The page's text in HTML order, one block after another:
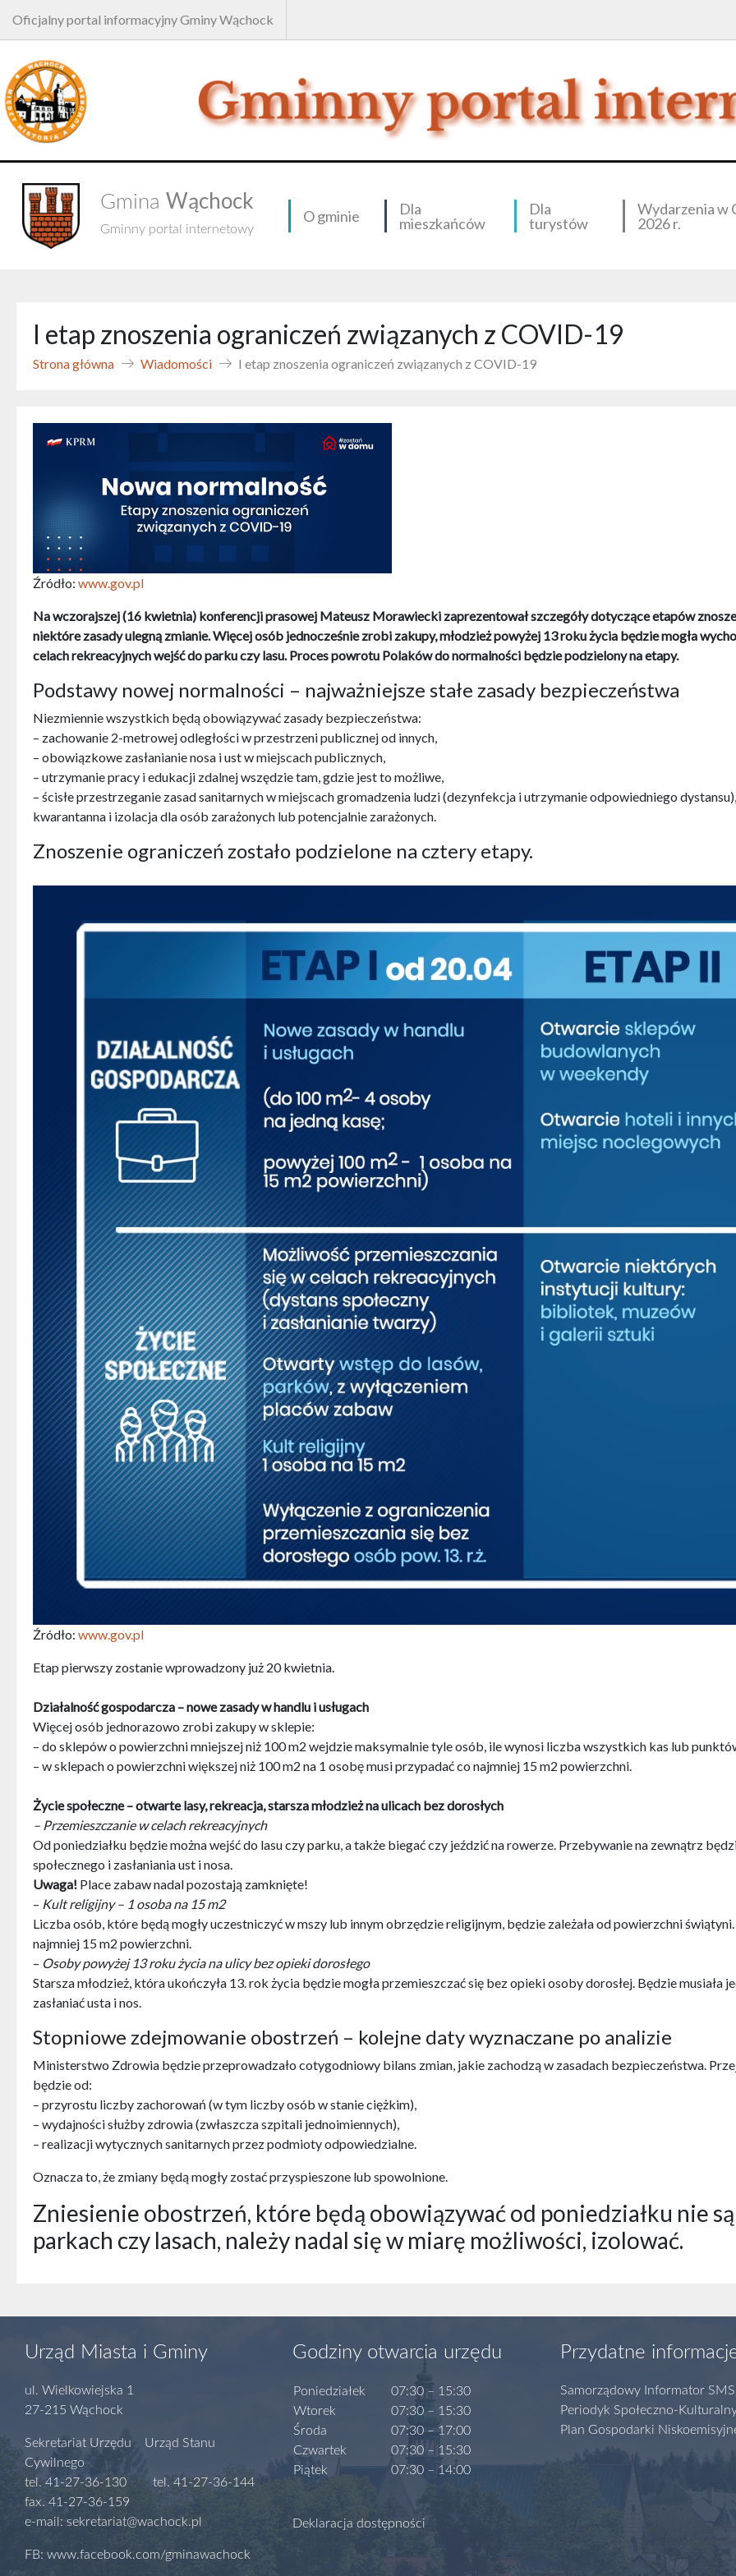
Oficjalny portal informacyjny Gminy Wąchock
Gmina Wąchock
Gminny portal internetowy
O gminie
Dla
mieszkańców
Dla
turystów
Wydarzenia w
2026 r.
I etap znoszenia ograniczeń związanych z COVID-19
Strona główna Wiadomości I etap znoszenia ograniczeń związanych z COVID-19
Źródło: www.gov.pl
Na wczorajszej (16 kwietnia) konferencji prasowej Mateusz Morawiecki zaprezentował szczegóły dotyczące etapów
niektóre zasady ulegną zmianie. Więcej osób jednocześnie zrobi zakupy, młodzież powyżej 13 roku życia będzie mogła
celach rekreacyjnych wejść do parku czy lasu. Proces powrotu Polaków do normalności będzie podzielony na etapy.
Podstawy nowej normalności – najważniejsze stałe zasady bezpieczeństwa
Niezmiennie wszystkich będą obowiązywać zasady bezpieczeństwa:
– zachowanie 2-metrowej odległości w przestrzeni publicznej od innych,
– obowiązkowe zasłanianie nosa i ust w miejscach publicznych,
– utrzymanie pracy i edukacji zdalnej wszędzie tam, gdzie jest to możliwe,
– ścisłe przestrzeganie zasad sanitarnych w miejscach gromadzenia ludzi (dezynfekcja i utrzymanie odpowiedniego dystansu),
kwarantanna i izolacja dla osób zarażonych lub potencjalnie zarażonych.
Znoszenie ograniczeń zostało podzielone na cztery etapy.
Źródło: www.gov.pl
Etap pierwszy zostanie wprowadzony już 20 kwietnia.
Działalność gospodarcza – nowe zasady w handlu i usługach
Więcej osób jednorazowo zrobi zakupy w sklepie:
– do sklepów o powierzchni mniejszej niż 100 m2 wejdzie maksymalnie tyle osób, ile wynosi liczba wszystkich kas lub
– w sklepach o powierzchni większej niż 100 m2 na 1 osobę musi przypadać co najmniej 15 m2 powierzchni.
Życie społeczne – otwarte lasy, rekreacja, starsza młodzież na ulicach bez dorosłych
– Przemieszczanie w celach rekreacyjnych
Od poniedziałku będzie można wejść do lasu czy parku, a także biegać czy jeździć na rowerze. Przebywanie na zewnątrz
społecznego i zasłaniania ust i nosa.
Uwaga! Place zabaw nadal pozostają zamknięte!
– Kult religijny – 1 osoba na 15 m2
Liczba osób, które będą mogły uczestniczyć w mszy lub innym obrzędzie religijnym, będzie zależała od powierzchni
najmniej 15 m2 powierzchni.
– Osoby powyżej 13 roku życia na ulicy bez opieki dorosłego
Starsza młodzież, która ukończyła 13. rok życia będzie mogła przemieszczać się bez opieki osoby dorosłej. Będzie
zasłaniać usta i nos.
Stopniowe zdejmowanie obostrzeń – kolejne daty wyznaczane po analizie
Ministerstwo Zdrowia będzie przeprowadzało cotygodniowy bilans zmian, jakie zachodzą w zasadach bezpieczeństwa.
będzie od:
– przyrostu liczby zachorowań (w tym liczby osób w stanie ciężkim),
– wydajności służby zdrowia (zwłaszcza szpitali jednoimiennych),
– realizacji wytycznych sanitarnych przez podmioty odpowiedzialne.
Oznacza to, że zmiany będą mogły zostać przyspieszone lub spowolnione.
Zniesienie obostrzeń, które będą obowiązywać od poniedziałku nie
parkach czy lasach, należy nadal się w miarę możliwości, izolować.
Urząd Miasta i Gminy
ul. Wielkowiejska 1
27-215 Wąchock
Sekretariat Urzędu Urząd Stanu
Cywilnego
tel. 41-27-36-130 tel. 41-27-36-144
fax. 41-27-36-159
e-mail: sekretariat@wachock.pl
FB: www.facebook.com/gminawachock
Godziny otwarcia urzędu
Poniedziałek
Wtorek
Środa
Czwartek
Piątek
07:30 – 15:30
07:30 – 15:30
07:30 – 17:00
07:30 – 15:30
07:30 – 14:00
Deklaracja dostępności
Przydatne
Samorządowy Informator SMS
Periodyk Społeczno-
Plan Gospodarki